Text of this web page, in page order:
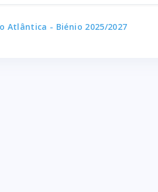
Atlântica - Biénio 2025/2027